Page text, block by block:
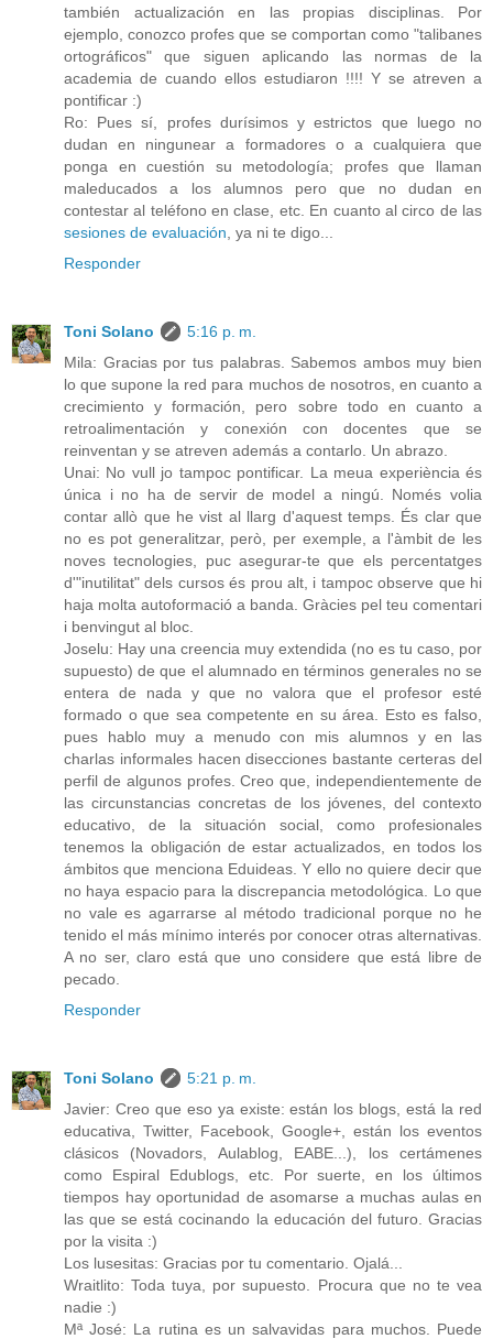
también actualización en las propias disciplinas. Por
ejemplo, conozco profes que se comportan como "talibanes
ortográficos" que siguen aplicando las normas de la
academia de cuando ellos estudiaron !!!! Y se atreven a
pontificar :)
Ro: Pues sí, profes durísimos y estrictos que luego no
dudan en ningunear a formadores o a cualquiera que
ponga en cuestión su metodología; profes que llaman
maleducados a los alumnos pero que no dudan en
contestar al teléfono en clase, etc. En cuanto al circo de las
sesiones de evaluación , ya ni te digo...
Responder
Toni Solano
5:16 p. m.
Mila: Gracias por tus palabras. Sabemos ambos muy bien
lo que supone la red para muchos de nosotros, en cuanto a
crecimiento y formación, pero sobre todo en cuanto a
retroalimentación y conexión con docentes que se
reinventan y se atreven además a contarlo. Un abrazo.
Unai: No vull jo tampoc pontificar. La meua experiència és
única i no ha de servir de model a ningú. Només volia
contar allò que he vist al llarg d'aquest temps. És clar que
no es pot generalitzar, però, per exemple, a l'àmbit de les
noves tecnologies, puc asegurar-te que els percentatges
d'"inutilitat" dels cursos és prou alt, i tampoc observe que hi
haja molta autoformació a banda. Gràcies pel teu comentari
i benvingut al bloc.
Joselu: Hay una creencia muy extendida (no es tu caso, por
supuesto) de que el alumnado en términos generales no se
entera de nada y que no valora que el profesor esté
formado o que sea competente en su área. Esto es falso,
pues hablo muy a menudo con mis alumnos y en las
charlas informales hacen disecciones bastante certeras del
perfil de algunos profes. Creo que, independientemente de
las circunstancias concretas de los jóvenes, del contexto
educativo, de la situación social, como profesionales
tenemos la obligación de estar actualizados, en todos los
ámbitos que menciona Eduideas. Y ello no quiere decir que
no haya espacio para la discrepancia metodológica. Lo que
no vale es agarrarse al método tradicional porque no he
tenido el más mínimo interés por conocer otras alternativas.
A no ser, claro está que uno considere que está libre de
pecado.
Responder
Toni Solano
5:21 p. m.
Javier: Creo que eso ya existe: están los blogs, está la red
educativa, Twitter, Facebook, Google+, están los eventos
clásicos (Novadors, Aulablog, EABE...), los certámenes
como Espiral Edublogs, etc. Por suerte, en los últimos
tiempos hay oportunidad de asomarse a muchas aulas en
las que se está cocinando la educación del futuro. Gracias
por la visita :)
Los lusesitas: Gracias por tu comentario. Ojalá...
Wraitlito: Toda tuya, por supuesto. Procura que no te vea
nadie :)
Mª José: La rutina es un salvavidas para muchos. Puede